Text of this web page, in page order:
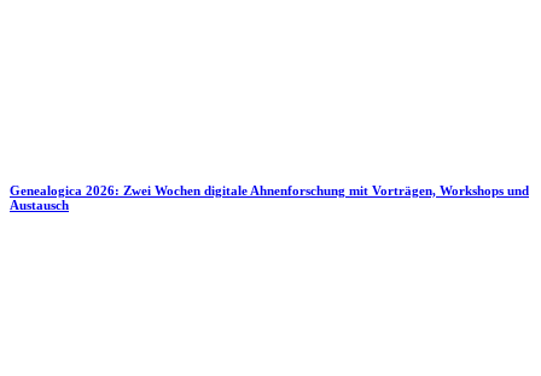
Genealogica 2026: Zwei Wochen digitale Ahnenforschung mit Vorträgen, Workshops und
Austausch